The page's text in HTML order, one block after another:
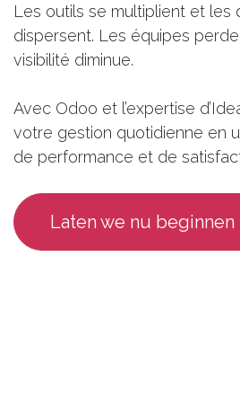
Les outils se multiplient et les
dispersent. Les équipes
visibilité diminue.
Avec Odoo et l’expertise
votre gestion quotidienne en
de performance et de
Laten we nu beginnen